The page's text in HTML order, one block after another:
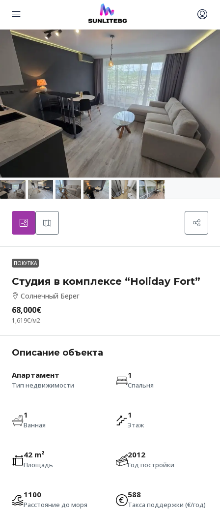
ПОКУПКА
Студия в комплексе “Holiday Fort”
Солнечный Берег
68,000€
1,619€/м2
Описание объекта
Апартамент
Тип недвижимости
1
Спальня
1
Ванная
1
Этаж
42 m²
Площадь
2012
Год постройки
1100
Расстояние до моря
588
Такса поддержки (€/год)